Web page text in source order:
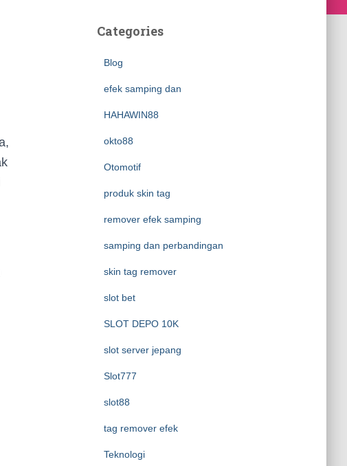
Categories
Blog
efek samping dan
HAHAWIN88
okto88
Otomotif
produk skin tag
remover efek samping
samping dan perbandingan
skin tag remover
slot bet
SLOT DEPO 10K
slot server jepang
Slot777
slot88
tag remover efek
Teknologi